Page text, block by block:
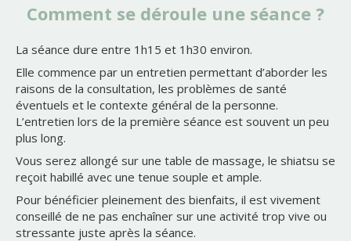
Comment se déroule une séance ?
La séance dure entre 1h15 et 1h30 environ.
Elle commence par un entretien permettant d’aborder les
raisons de la consultation, les problèmes de santé
éventuels et le contexte général de la personne.
L’entretien lors de la première séance est souvent un peu
plus long.
Vous serez allongé sur une table de massage, le shiatsu se
reçoit habillé avec une tenue souple et ample.
Pour bénéficier pleinement des bienfaits, il est vivement
conseillé de ne pas enchaîner sur une activité trop vive ou
stressante juste après la séance.